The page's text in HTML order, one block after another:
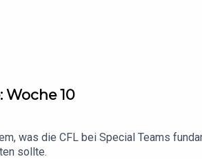
Woche 10
was die CFL bei Special Teams
sollte.